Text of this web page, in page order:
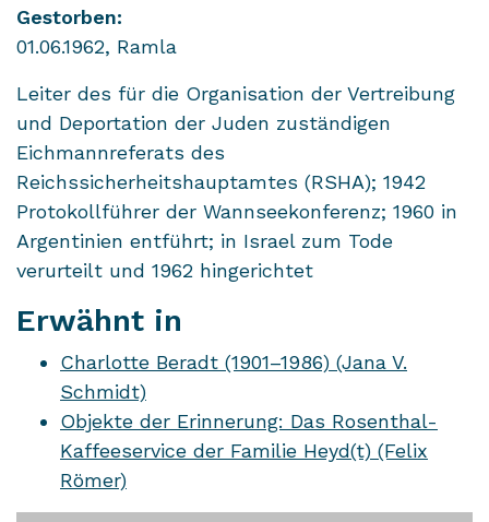
Gestorben:
01.06.1962, Ramla
Leiter des für die Organisation der Vertreibung
und Deportation der Juden zuständigen
Eichmannreferats des
Reichssicherheitshauptamtes (RSHA); 1942
Protokollführer der Wannseekonferenz; 1960 in
Argentinien entführt; in Israel zum Tode
verurteilt und 1962 hingerichtet
Erwähnt in
Charlotte Beradt (1901–1986) (Jana V.
Schmidt)
Objekte der Erinnerung: Das Rosenthal-
Kaffeeservice der Familie Heyd(t) (Felix
Römer)